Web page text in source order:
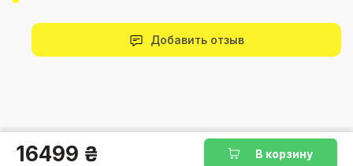
Добавить отзыв
16499 ₴ В корзину